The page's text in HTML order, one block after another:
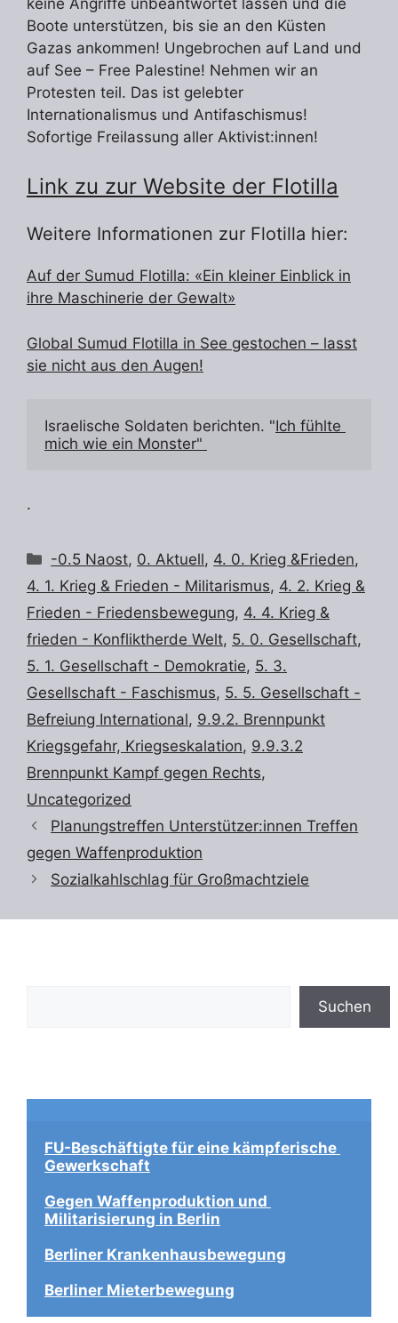
Boote unterstützen, bis sie an den Küsten
Gazas ankommen! Ungebrochen auf Land und
auf See – Free Palestine! Nehmen wir an
Protesten teil. Das ist gelebter
Internationalismus und Antifaschismus!
Sofortige Freilassung aller Aktivist:innen!
Link zu zur Website der Flotilla
Weitere Informationen zur Flotilla hier:
Auf der Sumud Flotilla: «Ein kleiner Einblick in
ihre Maschinerie der Gewalt»
Global Sumud Flotilla in See gestochen – lasst
sie nicht aus den Augen!
Israelische Soldaten berichten. "Ich fühlte
mich wie ein Monster"
.
Kategorien
-0.5 Naost, 0. Aktuell, 4. 0. Krieg &Frieden,
4. 1. Krieg & Frieden - Militarismus, 4. 2. Krieg &
Frieden - Friedensbewegung, 4. 4. Krieg &
frieden - Konfliktherde Welt, 5. 0. Gesellschaft,
5. 1. Gesellschaft - Demokratie, 5. 3.
Gesellschaft - Faschismus, 5. 5. Gesellschaft -
Befreiung International, 9.9.2. Brennpunkt
Kriegsgefahr, Kriegseskalation, 9.9.3.2
Brennpunkt Kampf gegen Rechts,
Uncategorized
Planungstreffen Unterstützer:innen Treffen
gegen Waffenproduktion
Sozialkahlschlag für Großmachtziele
Suchen
FU-Beschäftigte für eine kämpferische
Gewerkschaft
Gegen Waffenproduktion und
Militarisierung in Berlin
Berliner Krankenhausbewegung
Berliner Mieterbewegung